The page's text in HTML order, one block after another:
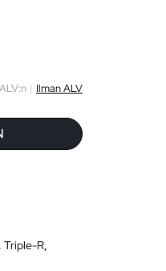
| Ilman ALV
,Triple-R